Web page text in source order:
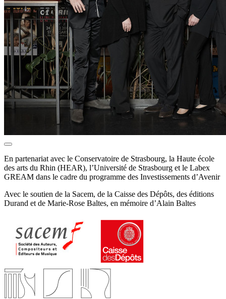
En partenariat avec le Conservatoire de Strasbourg, la Haute école
des arts du Rhin (HEAR), l’Université de Strasbourg et le Labex
GREAM dans le cadre du programme des Investissements d’Avenir
Avec le soutien de la Sacem, de la Caisse des Dépôts, des éditions
Durand et de Marie-Rose Baltes, en mémoire d’Alain Baltes